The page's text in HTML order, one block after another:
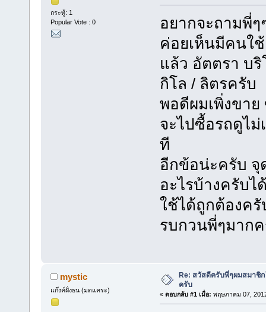
กระทู้: 1
Popular Vote : 0
อยากจะถามพี่
ค่อยเห็นมีคนใช้
แล้ว อัตตรา บ
กิโล / ลิตรครับ
พอดีผมเพิ่งขา
จะไปซื้อรถดูไ
ที
อีกข้อน่ะครับ จุ
อะไรบ้างครับ
ใช้ได้ถูกต้องครั
รบกวนพี่ๆมาก
mystic
แก๊งค์ฝั่งธน (มดแคระ)
Re: สวัสดีครับพี่ๆผมสมาชิ
ครับ
« ตอบกลับ #1 เมื่อ: พฤษภาคม 07,